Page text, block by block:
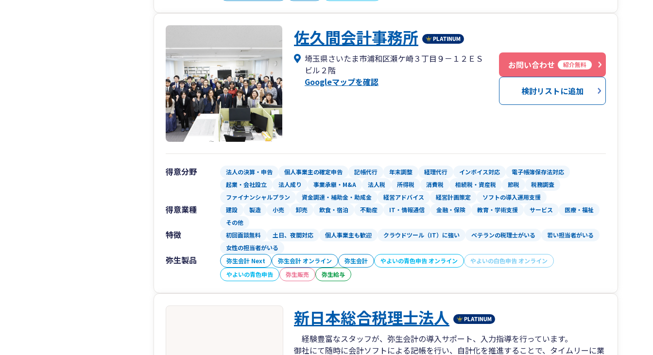
佐久間会計事務所
埼玉県さいたま市浦和区瀬ケ崎３丁目９－１２ＥＳ
ビル２階
Googleマップを確認
お問い合わせ 紹介無料
検討リストに追加
得意分野 法人の決算・申告 個人事業主の確定申告 記帳代行 年末調整 経理代行 インボイス対応
電子帳簿保存法対応
起業・会社設立
法人成り 事業承継・M&A 法人税 所得税 消費税 相続税・資産税 節税
税務調査
ファイナンシャルプラン
資金調達・補助金・助成金 経営アドバイス 経営計画策定 ソフトの導入運用支援
得意業種 建設 製造 小売 卸売 飲食・宿泊 不動産 IT・情報通信 金融・保険 教育・学術支援 サービス
医療・福祉
その他
特徴 初回面談無料 土日、夜間対応 個人事業主も歓迎 クラウドツール（IT）に強い ベテランの税理士がいる
若い担当者がいる
女性の担当者がいる
弥生製品 弥生会計 Next 弥生会計 オンライン 弥生会計 やよいの青色申告 オンライン
やよいの白色申告 オンライン
やよいの青色申告
弥生販売 弥生給与
新日本総合税理士法人
経験豊富なスタッフが、弥生会計の導入サポート、入力指導を行っています。
御社にて随時に会計ソフトによる記帳を行い、自計化を推進することで、タイムリーに業